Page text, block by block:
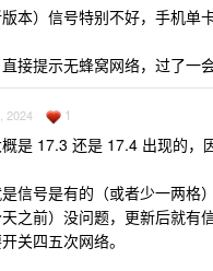
本）信号特别不好，手机单卡
接提示无蜂窝网络，过了一会
2024 1
是 17.3 还是 17.4 出现的，
信号是有的（或者少一两格
之前）没问题，更新后就有
关四五次网络。